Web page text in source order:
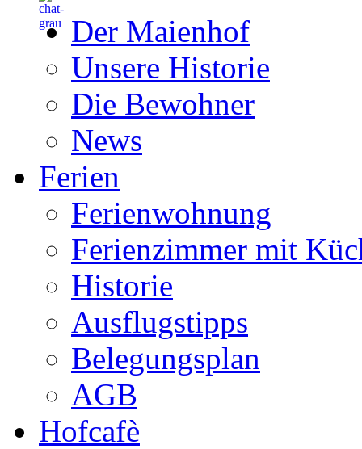
Der Maienhof
Unsere Historie
Die Bewohner
News
Ferien
Ferienwohnung
Ferienzimmer mit
Historie
Ausflugstipps
Belegungsplan
AGB
Hofcafè